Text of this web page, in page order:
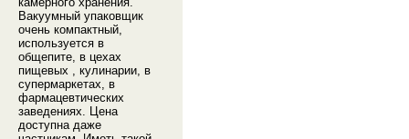
Вакуумный упаковщик
очень компактный,
используется в
общепите, в цехах
пищевых , кулинарии, в
супермаркетах, в
фармацевтических
заведениях. Цена
доступна даже